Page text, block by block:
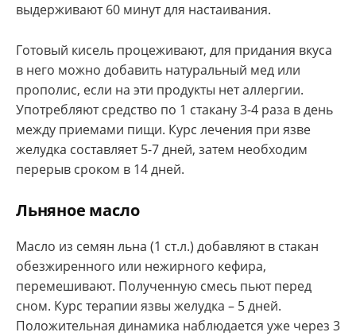
выдерживают 60 минут для настаивания.
Готовый кисель процеживают, для придания вкуса
в него можно добавить натуральный мед или
прополис, если на эти продукты нет аллергии.
Употребляют средство по 1 стакану 3-4 раза в день
между приемами пищи. Курс лечения при язве
желудка составляет 5-7 дней, затем необходим
перерыв сроком в 14 дней.
Льняное масло
Масло из семян льна (1 ст.л.) добавляют в стакан
обезжиренного или нежирного кефира,
перемешивают. Полученную смесь пьют перед
сном. Курс терапии язвы желудка – 5 дней.
Положительная динамика наблюдается уже через 3